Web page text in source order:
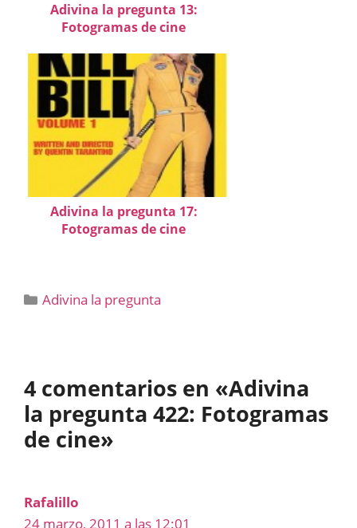
Adivina la pregunta 13:
Fotogramas de cine
Adivina la pregunta 17:
Fotogramas de cine
Categorías
Adivina la pregunta
4 comentarios en «Adivina
la pregunta 422: Fotogramas
de cine»
Rafalillo
24 marzo, 2011 a las 12:01